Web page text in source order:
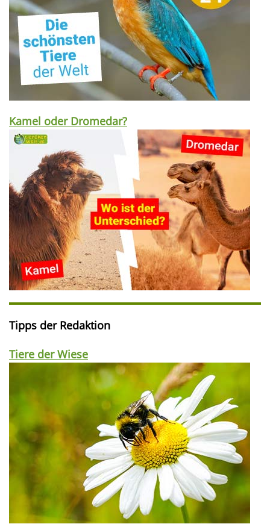
Kamel oder Dromedar?
Tipps der Redaktion
Tiere der Wiese